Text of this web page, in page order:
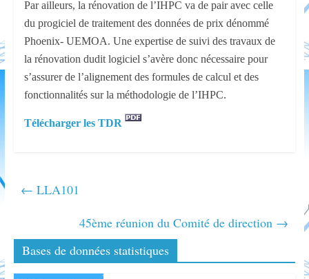
Par ailleurs, la rénovation de l’IHPC va de pair avec celle
du progiciel de traitement des données de prix dénommé
Phoenix- UEMOA. Une expertise de suivi des travaux de
la rénovation dudit logiciel s’avère donc nécessaire pour
s’assurer de l’alignement des formules de calcul et des
fonctionnalités sur la méthodologie de l’IHPC.
Télécharger les TDR
← LLA101
45ème réunion du Comité de direction →
Bases de données statistiques